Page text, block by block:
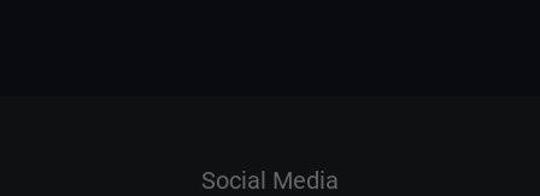
Social Media